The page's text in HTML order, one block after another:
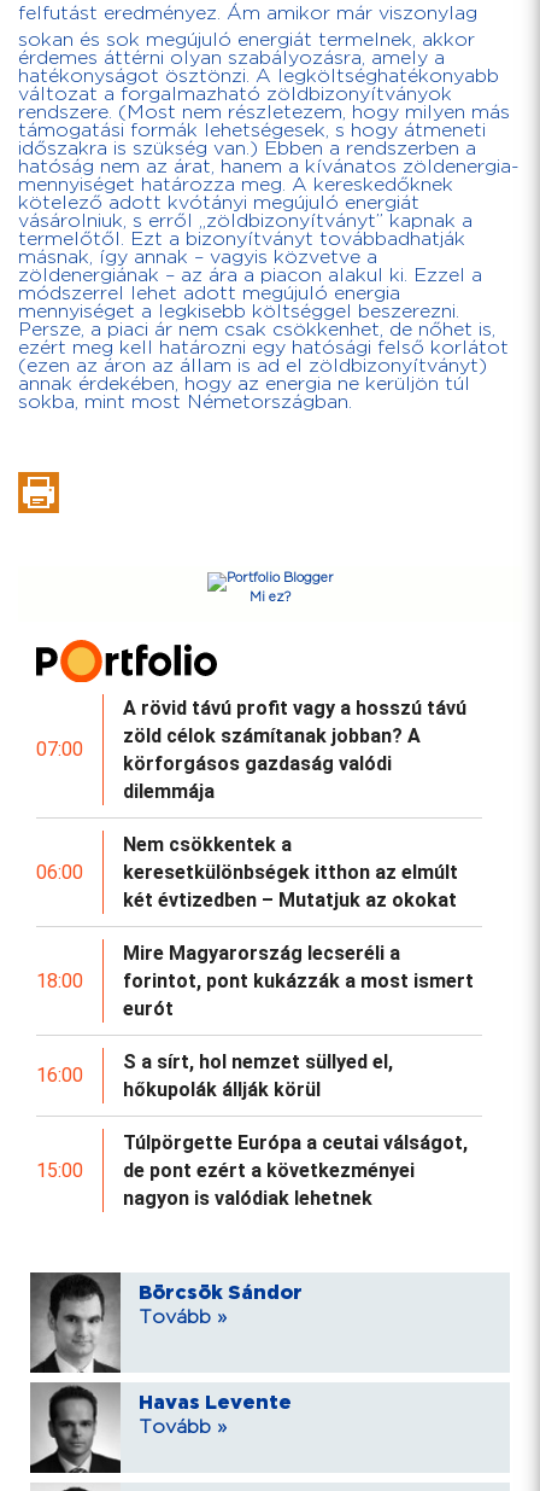
felfutást eredményez. Ám amikor már viszonylag
sokan és sok megújuló energiát termelnek, akkor
érdemes áttérni olyan szabályozásra, amely a
hatékonyságot ösztönzi. A legköltséghatékonyabb
változat a forgalmazható zöldbizonyítványok
rendszere. (Most nem részletezem, hogy milyen más
támogatási formák lehetségesek, s hogy átmeneti
időszakra is szükség van.) Ebben a rendszerben a
hatóság nem az árat, hanem a kívánatos zöldenergia-
mennyiséget határozza meg. A kereskedőknek
kötelező adott kvótányi megújuló energiát
vásárolniuk, s erről „zöldbizonyítványt” kapnak a
termelőtől. Ezt a bizonyítványt továbbadhatják
másnak, így annak – vagyis közvetve a
zöldenergiának – az ára a piacon alakul ki. Ezzel a
módszerrel lehet adott megújuló energia
mennyiséget a legkisebb költséggel beszerezni.
Persze, a piaci ár nem csak csökkenhet, de nőhet is,
ezért meg kell határozni egy hatósági felső korlátot
(ezen az áron az állam is ad el zöldbizonyítványt)
annak érdekében, hogy az energia ne kerüljön túl
sokba, mint most Németországban.
Mi ez?
07:00
A rövid távú profit vagy a hosszú távú
zöld célok számítanak jobban? A
körforgásos gazdaság valódi
dilemmája
06:00
Nem csökkentek a
keresetkülönbségek itthon az elmúlt
két évtizedben – Mutatjuk az okokat
18:00
Mire Magyarország lecseréli a
forintot, pont kukázzák a most ismert
eurót
16:00
S a sírt, hol nemzet süllyed el,
hőkupolák állják körül
15:00
Túlpörgette Európa a ceutai válságot,
de pont ezért a következményei
nagyon is valódiak lehetnek
Börcsök Sándor
Tovább »
Havas Levente
Tovább »